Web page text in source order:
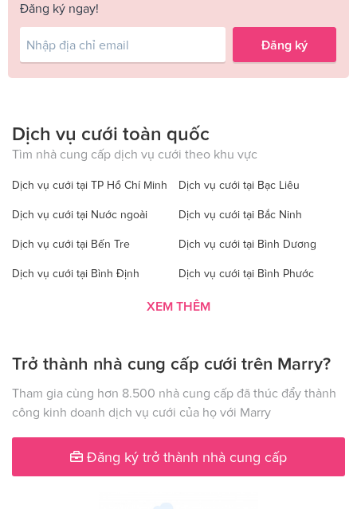
Đăng ký ngay!
Đăng ký
Dịch vụ cưới toàn quốc
Tìm nhà cung cấp dịch vụ cưới theo khu vực
Dịch vụ cưới tại TP Hồ Chí Minh Dịch vụ cưới tại Bạc Liêu
Dịch vụ cưới tại Nước ngoài Dịch vụ cưới tại Bắc Ninh
Dịch vụ cưới tại Bến Tre Dịch vụ cưới tại Bình Dương
Dịch vụ cưới tại Bình Định Dịch vụ cưới tại Bình Phước
Dịch vụ cưới tại Bình Thuận Dịch vụ cưới tại Cà Mau
Dịch vụ cưới tại Hà Nội Dịch vụ cưới tại Đăk Nông
Dịch vụ cưới tại Điện Biên Dịch vụ cưới tại Đồng Nai
Dịch vụ cưới tại Đồng Tháp Dịch vụ cưới tại Gia Lai
Dịch vụ cưới tại Hà Giang Dịch vụ cưới tại Hà Nam
Dịch vụ cưới tại Hà Tây Dịch vụ cưới tại Hà Tĩnh
XEM THÊM
Trở thành nhà cung cấp cưới trên Marry?
Tham gia cùng hơn 8.500 nhà cung cấp đã thúc đẩy thành
công kinh doanh dịch vụ cưới của họ với Marry
Đăng ký trở thành nhà cung cấp